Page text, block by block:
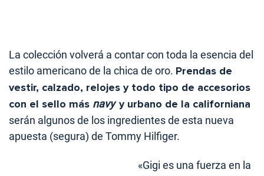
La colección volverá a contar con toda la esencia del
estilo americano de la chica de oro. Prendas de
vestir, calzado, relojes y todo tipo de accesorios
con el sello más navyy urbano de la californiana
serán algunos de los ingredientes de esta nueva
apuesta (segura) de Tommy Hilfiger.
«Gigi es una fuerza en la